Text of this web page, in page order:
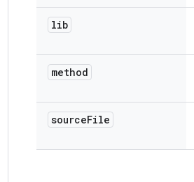
lib
method
sourceFile